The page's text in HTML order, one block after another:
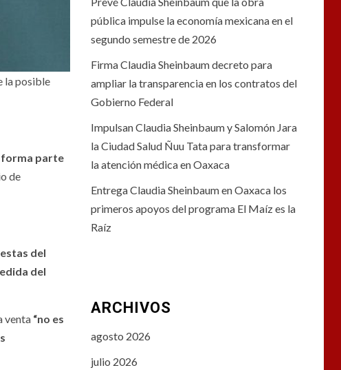
la posible
forma parte
de
del
del
venta “no es
pública impulse la economía mexicana en el
segundo semestre de 2026
Firma Claudia Sheinbaum decreto para
ampliar la transparencia en los contratos del
Gobierno Federal
Impulsan Claudia Sheinbaum y Salomón Jara
la Ciudad Salud Ñuu Tata para transformar
la atención médica en Oaxaca
Entrega Claudia Sheinbaum en Oaxaca los
primeros apoyos del programa El Maíz es la
Raíz
ARCHIVOS
agosto 2026
julio 2026